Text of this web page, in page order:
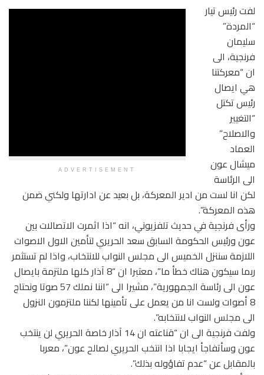
ADVERTISEMENT
لفت رئيس تيار
“المردة”
سليمان
فرنجية، الى
ان “معركتنا
هي ايصال
رئيس تكتل
“التغيير
والاصلاح”
العماد
ميشال عون
الى الرئاسة
لكن انا لست من ادير المعركة، بل بعيد عن ادارتها ولكني ضمن
هذه المعركة”.
ورأى فرنجية في حديث تلفزيوني، انه “اذا اثمرت الاتصالات بين
عون ورئيس الحكومة السابق سعد الحريري لتأمين الاول الاصوات
اللازمة سننزل الخميس الى مجلس النواب للانتخاب، واذا لم تستثمر
ربما سيكون هناك خطأ ما”، معتبرا ان “8 آذار كلها ملتزمة بايصال
عون الى رئاسة الجمهورية”، مشيرا الى “اننا نملك 57 صوتا ونحتاج
8 أصوات ولست انا من يعمل على تأمينها لكننا ملتزمون النزول
الى مجلس النواب لانتخابه”.
ولفت فرنجية الى ان “قناعته ان 14 آذار خاصة الحريري لن ينتخب
عون وسأتفاجأ ايجابا اذا انتخب الحريري لصالح عون”، معربا
بالمقابل عن “عدم تفاؤوله بذلك”.